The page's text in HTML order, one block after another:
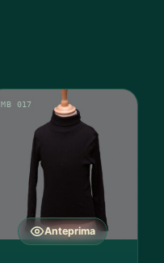
Anteprima
MB 017